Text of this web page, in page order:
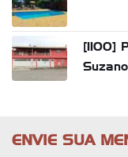
[1100]
ENVIE SUA